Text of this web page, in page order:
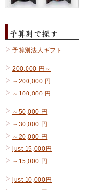
予算別法人ギフト
200,000 円～
～200,000 円
～100,000 円
～50,000 円
～30,000 円
～20,000 円
just 15,000円
～15,000 円
just 10,000円